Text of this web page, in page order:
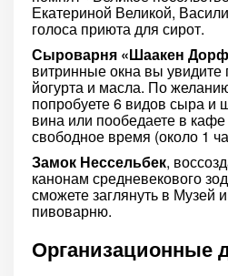
Екатериной Великой,
голоса приюта для сирот.
Сыроварня «Шаакен
витринные окна вы увидите
йогурта и масла. По
попробуете 6 видов сыра и
вина или пообедаете в
свободное время (около 1
Замок Нессельбек,
канонам средневекового
сможете заглянуть в Музей
пивоварню.
Организационные